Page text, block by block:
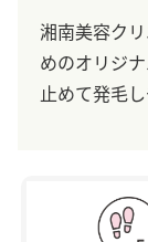
湘南美容ク
めのオリジ
止めて発毛